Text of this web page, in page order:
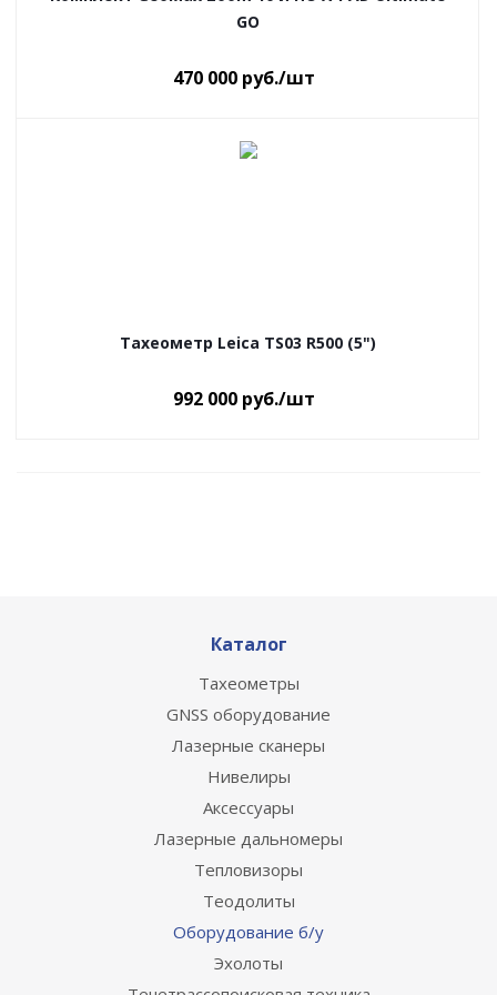
GO
470 000 руб./шт
Тахеометр Leica TS03 R500 (5")
992 000 руб./шт
Каталог
Тахеометры
GNSS оборудование
Лазерные сканеры
Нивелиры
Аксессуары
Лазерные дальномеры
Тепловизоры
Теодолиты
Оборудование б/у
Эхолоты